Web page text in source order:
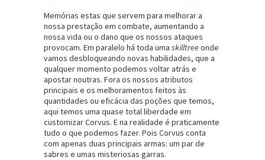
Memórias estas que servem para melhorar a
nossa prestação em combate, aumentando a
nossa vida ou o dano que os nossos ataques
provocam. Em paralelo há toda uma skilltreeonde
vamos desbloqueando novas habilidades, que a
qualquer momento podemos voltar atrás e
apostar noutras. Fora os nossos atributos
principais e os melhoramentos feitos às
quantidades ou eficácia das poções que temos,
aqui temos uma quase total liberdade em
customizar Corvus. E na realidade é praticamente
tudo o que podemos fazer. Pois Corvus conta
com apenas duas principais armas: um par de
sabres e umas misteriosas garras.